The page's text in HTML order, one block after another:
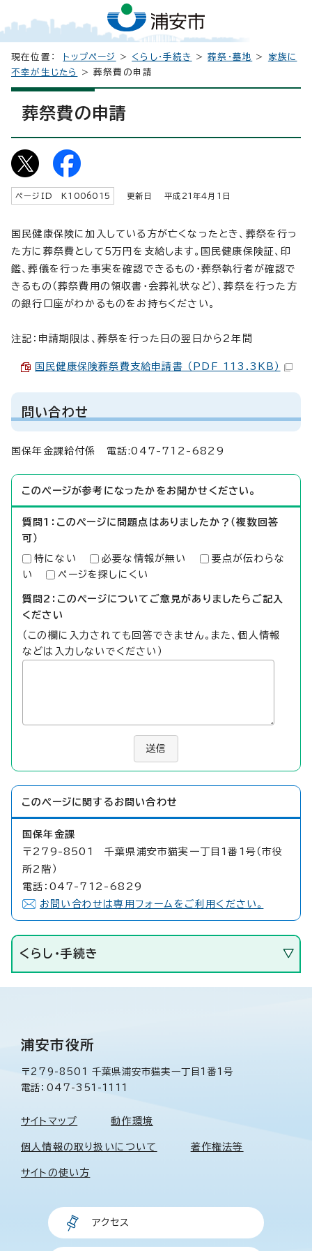
現在位置： トップページ > くらし・手続き >葬祭・墓地 > 家族に
不幸が生じたら
> 葬祭費の申請
葬祭費の申請
ページID K 1006015 更新日 平成 21年4月1日
国民健康保険に加入している方が亡くなったとき、葬祭を行っ
た方に葬祭費として5万円を支給します。国民健康保険証、印
鑑、葬儀を行った事実を確認できるもの・葬祭執行者が確認で
きるもの（葬祭費用の領収書・会葬礼状など）、葬祭を行った方
の銀行口座がわかるものをお持ちください。
注記：申請期限は、葬祭を行った日の翌日から2年間
国民健康保険葬祭費支給申請書 （PDF 113.3KB）
問い合わせ
国保年金課給付係 電話:047-712-6829
このページが参考になったかをお聞かせください。
質問1：このページに問題点はありましたか？（複数回答
可）
特にない 必要な情報が無い
要点が伝わらな
い
ページを探しにくい
質問2：このページについてご意見がありましたらご記入
ください
（この欄に入力されても回答できません。また、個人情報
などは入力しないでください）
送信
このページに関する お問い合わせ
国保年金課
〒279-8501 千葉県浦安市猫実一丁目1番1号（市役
所2階）
電話：047-712-6829
お問い合わせは専用フォームをご利用ください。
くらし・手続き
浦安市役所
〒279-8501 千葉県浦安市猫実一丁目1番1号
電話：047-351-1111
サイトマップ 動作環境
個人情報の取り扱いについて 著作権法等
サイトの使い方
アクセス